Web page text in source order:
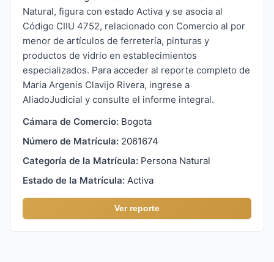
Natural, figura con estado Activa y se asocia al
Código CIIU 4752, relacionado con Comercio al por
menor de artículos de ferretería, pinturas y
productos de vidrio en establecimientos
especializados. Para acceder al reporte completo de
Maria Argenis Clavijo Rivera, ingrese a
AliadoJudicial y consulte el informe integral.
Cámara de Comercio: Bogota
Número de Matrícula: 2061674
Categoría de la Matrícula: Persona Natural
Estado de la Matrícula: Activa
Ver reporte